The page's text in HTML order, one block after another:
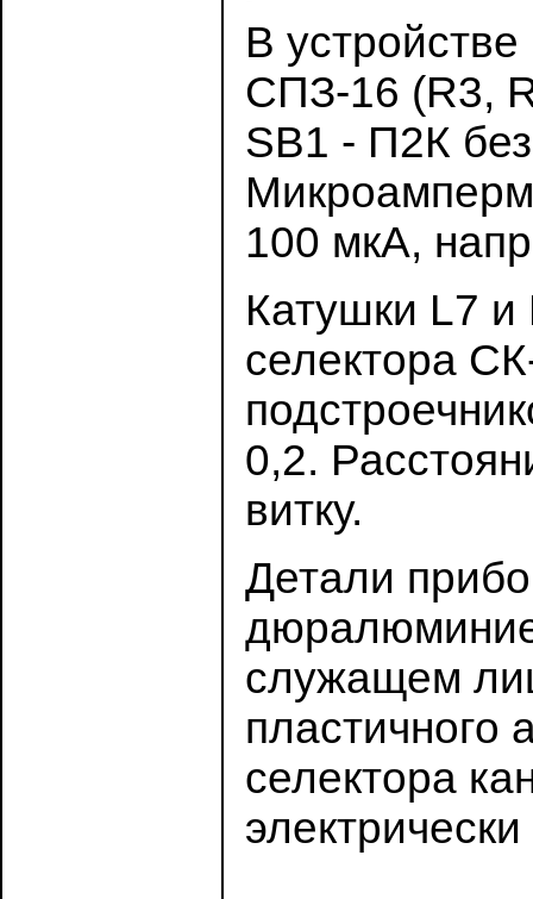
В
СПЗ-16 (R3,
SB1 - П2К
100 мкА,
Катушки L7 и
селектора
0,2.
витку.
Детали
служащем
селектора